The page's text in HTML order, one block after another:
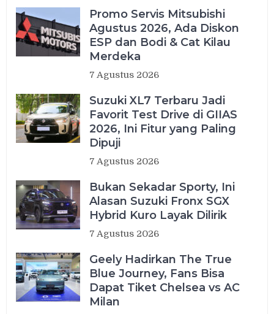
Promo Servis Mitsubishi
Agustus 2026, Ada Diskon
ESP dan Bodi & Cat Kilau
Merdeka
7 Agustus 2026
Suzuki XL7 Terbaru Jadi
Favorit Test Drive di GIIAS
2026, Ini Fitur yang Paling
Dipuji
7 Agustus 2026
Bukan Sekadar Sporty, Ini
Alasan Suzuki Fronx SGX
Hybrid Kuro Layak Dilirik
7 Agustus 2026
Geely Hadirkan The True
Blue Journey, Fans Bisa
Dapat Tiket Chelsea vs AC
Milan